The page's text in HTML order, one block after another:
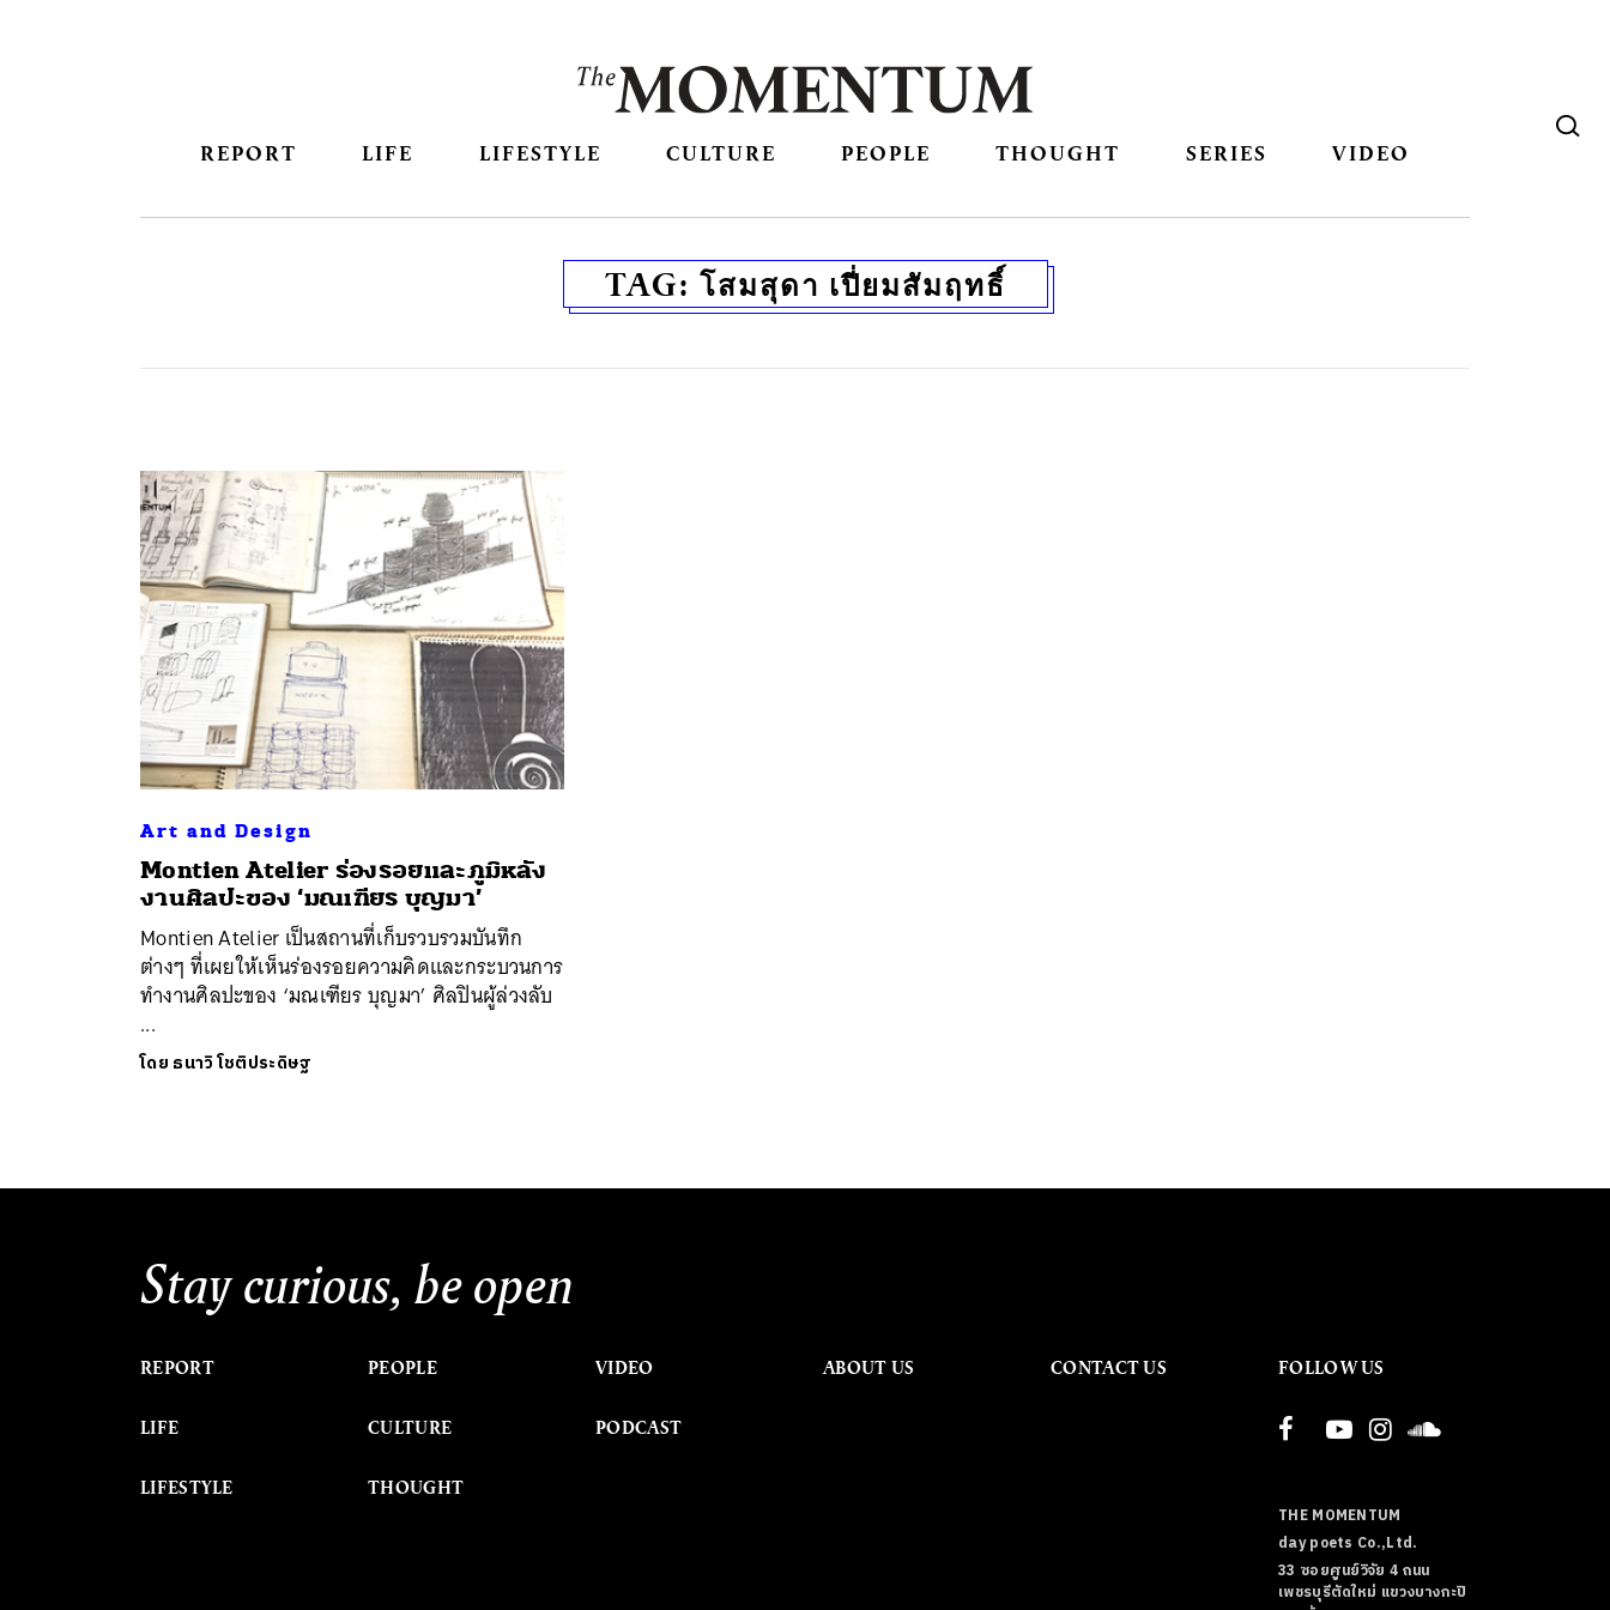
REPORT LIFE LIFESTYLE CULTURE PEOPLE THOUGHT SERIES VIDEO
TAG: โสมสุดา เปี่ยมสัมฤทธิ์
Art and Design
Montien Atelier ร่องรอยและภูมิหลัง
งานศิลปะของ ‘มณเฑียร บุญมา’
Montien Atelier เป็นสถานที่เก็บรวบรวมบันทึก
ต่างๆ ที่เผยให้เห็นร่องรอยความคิดและกระบวนการ
ทำงานศิลปะของ ‘มณเฑียร บุญมา’ ศิลปินผู้ล่วงลับ
...
โดย ธนาวิ โชติประดิษฐ
Stay curious, be open
REPORT
LIFE
LIFESTYLE
PEOPLE
CULTURE
THOUGHT
VIDEO
PODCAST
ABOUT US CONTACT US FOLLOW US
THE MOMENTUM
day poets Co.,Ltd.
33 ซอยศูนย์วิจัย 4 ถนน
เพชรบุรีตัดใหม่ แขวงบางกะปิ